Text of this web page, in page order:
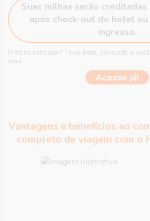
Suas milhas serão
após check-out do hotel
ingresso.
Precisa cancelar? Tudo bem, consulte a
aqui.
Acesse já!
Vantagens e benefícios ao
completo de viagem com o